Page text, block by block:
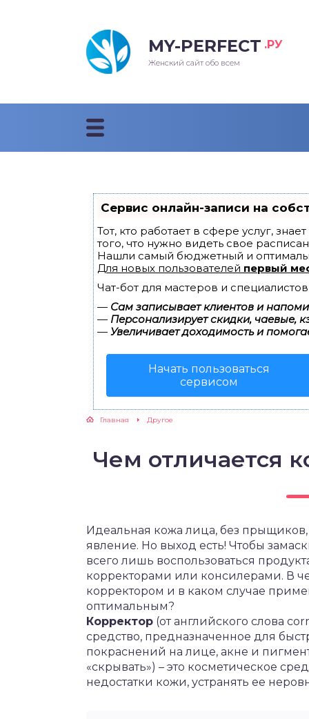
MY-PERFECT .РУ
Женский сайт обо всем
Сервис онлайн-записи на
Тот, кто работает в сфере услуг,
того, что нужно видеть свое
Нашли самый бюджетный и
Для новых пользователей первый
Чат-бот для мастеров и
— Сам записывает клиентов и
— Персонализирует скидки, чаевые,
— Увеличивает доходимость и
Начать пользоваться
сервисом
Главная Другое
Чем отличается
Идеальная кожа лица, без
явление. Но выход есть! Чтобы
всего лишь воспользоваться
корректорами или консилерами. В
корректором и в каком случае
оптимальным?
Корректор (от английского слова
средство, предназначенное для
покраснений на лице, акне и
«скрывать») – это косметическое
недостатки кожи, устранять ее
прически 2018
стрижки 2018